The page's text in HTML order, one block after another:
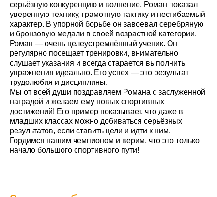
серьёзную конкуренцию и волнение, Роман показал
уверенную технику, грамотную тактику и несгибаемый
характер. В упорной борьбе он завоевал серебряную
и бронзовую медали в своей возрастной категории.
Роман — очень целеустремлённый ученик. Он
регулярно посещает тренировки, внимательно
слушает указания и всегда старается выполнить
упражнения идеально. Его успех — это результат
трудолюбия и дисциплины.
Мы от всей души поздравляем Романа с заслуженной
наградой и желаем ему новых спортивных
достижений! Его пример показывает, что даже в
младших классах можно добиваться серьёзных
результатов, если ставить цели и идти к ним.
Гордимся нашим чемпионом и верим, что это только
начало большого спортивного пути!